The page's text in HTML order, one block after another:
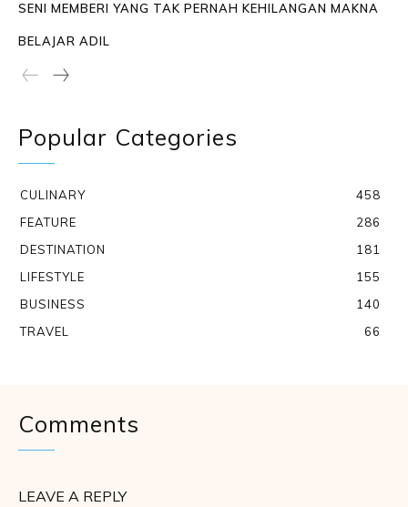
SENI MEMBERI YANG TAK PERNAH KEHILANGAN MAKNA
BELAJAR ADIL
Popular Categories
CULINARY
458
FEATURE
286
DESTINATION
181
LIFESTYLE
155
BUSINESS
140
TRAVEL
66
Comments
LEAVE A REPLY